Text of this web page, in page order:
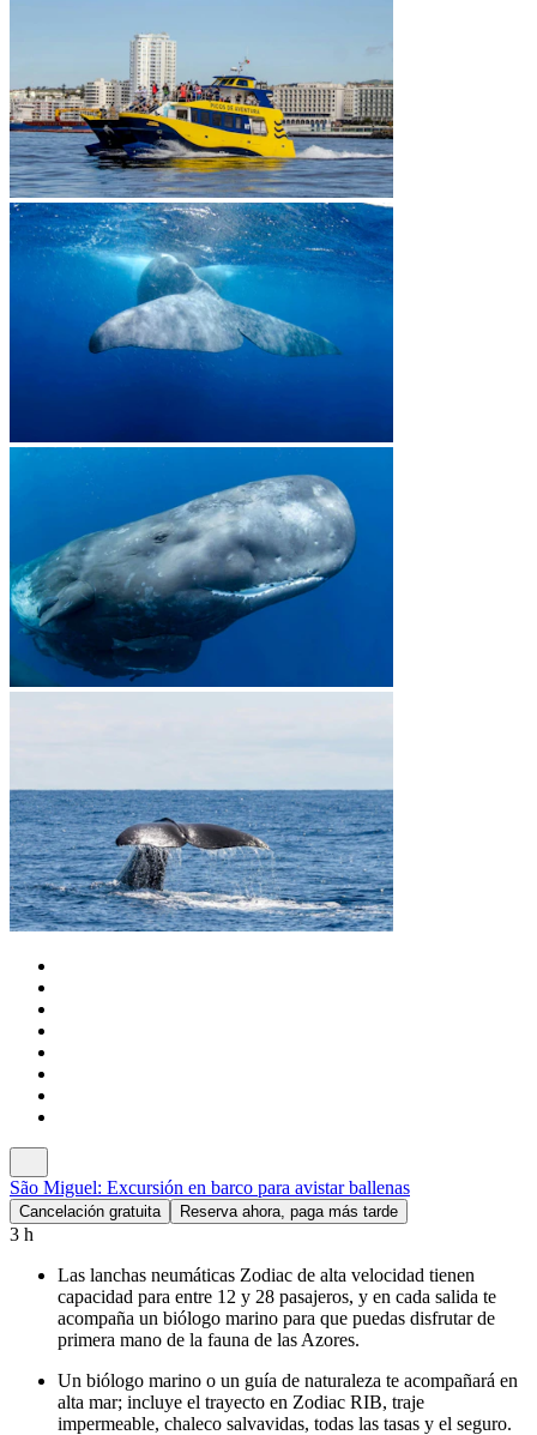
São Miguel: Excursión en barco para avistar ballenas
Cancelación gratuita Reserva ahora, paga más tarde
3 h
Las lanchas neumáticas Zodiac de alta velocidad tienen
capacidad para entre 12 y 28 pasajeros, y en cada salida te
acompaña un biólogo marino para que puedas disfrutar de
primera mano de la fauna de las Azores.
Un biólogo marino o un guía de naturaleza te acompañará en
alta mar; incluye el trayecto en Zodiac RIB, traje
impermeable, chaleco salvavidas, todas las tasas y el seguro.